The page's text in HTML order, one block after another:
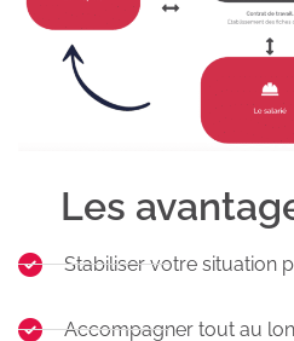
Les
Stabiliser votre situation
Accompagner tout au